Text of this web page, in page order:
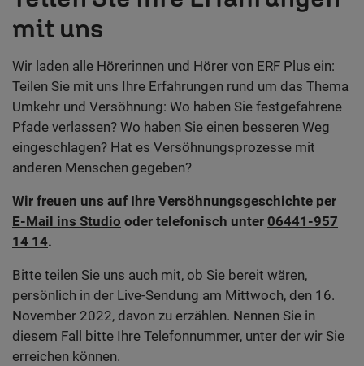
mit uns
Wir laden alle Hörerinnen und Hörer von ERF Plus ein:
Teilen Sie mit uns Ihre Erfahrungen rund um das Thema
Umkehr und Versöhnung: Wo haben Sie festgefahrene
Pfade verlassen? Wo haben Sie einen besseren Weg
eingeschlagen? Hat es Versöhnungsprozesse mit
anderen Menschen gegeben?
Wir freuen uns auf Ihre Versöhnungsgeschichte per
E-Mail ins Studio oder telefonisch unter 06441-957
14 14.
Bitte teilen Sie uns auch mit, ob Sie bereit wären,
persönlich in der Live-Sendung am Mittwoch, den 16.
November 2022, davon zu erzählen. Nennen Sie in
diesem Fall bitte Ihre Telefonnummer, unter der wir Sie
erreichen können.